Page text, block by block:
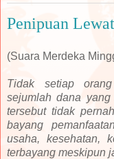
Penipuan
(Suara Merdeka
Tidak setiap
sejumlah dana
tersebut tidak
bayang
usaha, kesehatan,
terbayang meskipun